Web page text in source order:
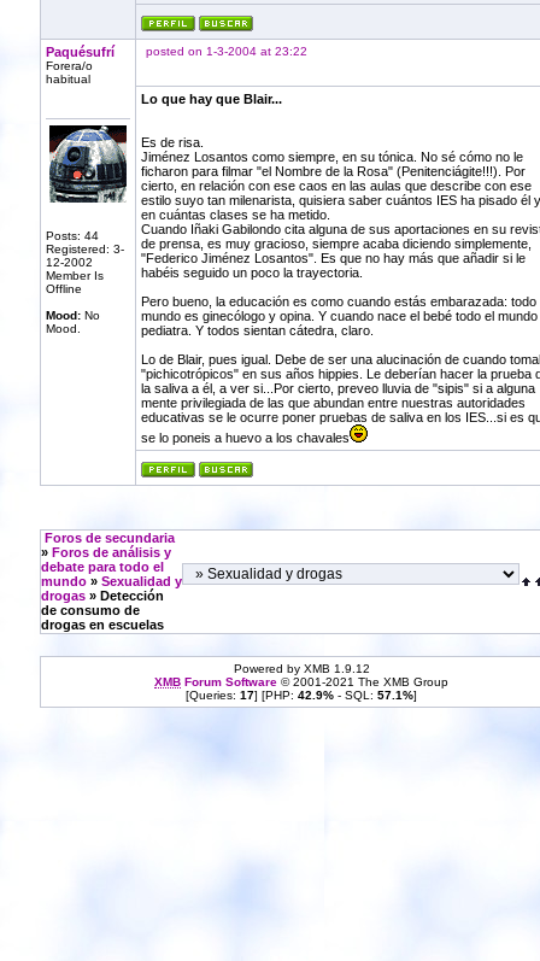
Paquésufrí
Forera/o
habitual
Posts: 44
Registered: 3-
12-2002
Member Is
Offline
Mood:No
Mood.
posted on 1-3-2004 at 23:22
Lo que hay que Blair...
Es de risa.
Jiménez Losantos como siempre, en su tónica. No sé cómo no le
ficharon para filmar "el Nombre de la Rosa" (Penitenciágite!!!). Por
cierto, en relación con ese caos en las aulas que describe con ese
estilo suyo tan milenarista, quisiera saber cuántos IES ha pisado él y
en cuántas clases se ha metido.
Cuando Iñaki Gabilondo cita alguna de sus aportaciones en su
de prensa, es muy gracioso, siempre acaba diciendo simplemente,
"Federico Jiménez Losantos". Es que no hay más que añadir si le
habéis seguido un poco la trayectoria.
Pero bueno, la educación es como cuando estás embarazada: todo
mundo es ginecólogo y opina. Y cuando nace el bebé todo el mundo
pediatra. Y todos sientan cátedra, claro.
Lo de Blair, pues igual. Debe de ser una alucinación de cuando
"pichicotrópicos" en sus años hippies. Le deberían hacer la prueba
la saliva a él, a ver si...Por cierto, preveo lluvia de "sipis" si a alguna
mente privilegiada de las que abundan entre nuestras autoridades
educativas se le ocurre poner pruebas de saliva en los IES...si es
se lo poneis a huevo a los chavales
Foros de secundaria
» Foros de análisis y
debate para todo el
mundo» Sexualidad y
drogas» Detección
de consumo de
drogas en escuelas
Powered by XMB 1.9.12
XMB Forum Software © 2001-2021 The XMB Group
[Queries: 17] [PHP: 42.9% - SQL: 57.1%]